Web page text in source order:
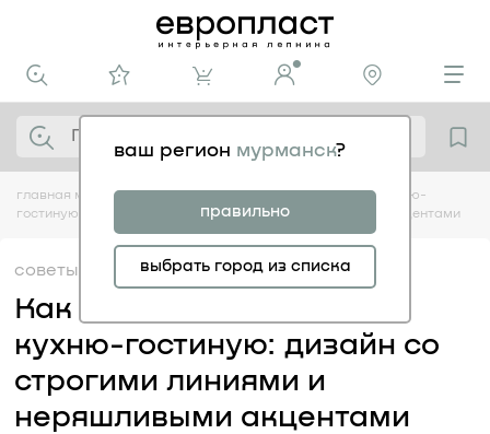
ваш регион мурманск?
правильно
выбрать город из списка
главная медиацентр советы как сделать просторную кухню-
гостиную: дизайн со строгими линиями и неряшливыми акцентами
советы 29.07
Как сделать просторную
кухню-гостиную: дизайн со
строгими линиями и
неряшливыми акцентами